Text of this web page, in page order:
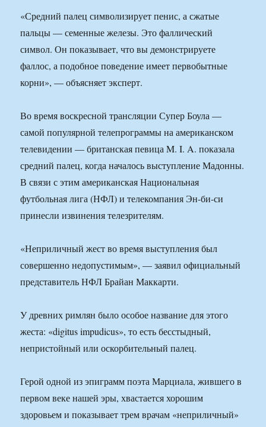
«Средний палец символизирует пенис, а сжатые
пальцы — семенные железы. Это фаллический
символ. Он показывает, что вы демонстрируете
фаллос, а подобное поведение имеет первобытные
корни», — объясняет эксперт.
Во время воскресной трансляции Супер Боула —
самой популярной телепрограммы на американском
телевидении — британская певица M. I. A. показала
средний палец, когда началось выступление Мадонны.
В связи с этим американская Национальная
футбольная лига (НФЛ) и телекомпания Эн-би-си
принесли извинения телезрителям.
«Неприличный жест во время выступления был
совершенно недопустимым», — заявил официальный
представитель НФЛ Брайан Маккарти.
У древних римлян было особое название для этого
жеста: «digitus impudicus», то есть бесстыдный,
непристойный или оскорбительный палец.
Герой одной из эпиграмм поэта Марциала, жившего в
первом веке нашей эры, хвастается хорошим
здоровьем и показывает трем врачам «неприличный»